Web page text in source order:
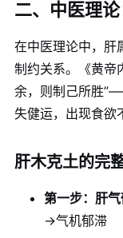
二、中医理
在中医理论中，肝
制约关系。《黄帝
余，则制己所胜
失健运，出现食欲
肝木克土的完
第一步：肝
→气机郁滞